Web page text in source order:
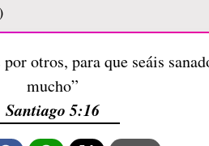
otros, para que seáis
mucho”
Santiago 5:16